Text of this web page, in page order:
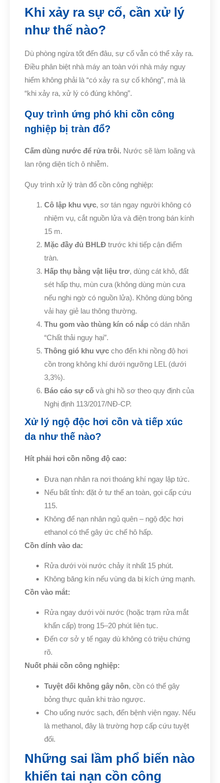
Khi xảy ra sự cố, cần xử lý
như thế nào?
Dù phòng ngừa tốt đến đâu, sự cố vẫn có thể xảy ra.
Điều phân biệt nhà máy an toàn với nhà máy nguy
hiểm không phải là “có xảy ra sự cố không”, mà là
“khi xảy ra, xử lý có đúng không”.
Quy trình ứng phó khi cồn công
nghiệp bị tràn đổ?
Cấm dùng nước để rửa trôi. Nước sẽ làm loãng và
lan rộng diện tích ô nhiễm.
Quy trình xử lý tràn đổ cồn công nghiệp:
Cô lập khu vực, sơ tán ngay người không có
nhiệm vụ, cắt nguồn lửa và điện trong bán kính
15 m.
Mặc đầy đủ BHLĐ trước khi tiếp cận điểm
tràn.
Hấp thụ bằng vật liệu trơ, dùng cát khô, đất
sét hấp thụ, mùn cưa (không dùng mùn cưa
nếu nghi ngờ có nguồn lửa). Không dùng bông
vải hay giẻ lau thông thường.
Thu gom vào thùng kín có nắp có dán nhãn
“Chất thải nguy hại”.
Thông gió khu vực cho đến khi nồng độ hơi
cồn trong không khí dưới ngưỡng LEL (dưới
3,3%).
Báo cáo sự cố và ghi hồ sơ theo quy định của
Nghị định 113/2017/NĐ-CP.
Xử lý ngộ độc hơi cồn và tiếp xúc
da như thế nào?
Hít phải hơi cồn nồng độ cao:
Đưa nạn nhân ra nơi thoáng khí ngay lập tức.
Nếu bất tỉnh: đặt ở tư thế an toàn, gọi cấp cứu
115.
Không để nạn nhân ngủ quên – ngộ độc hơi
ethanol có thể gây ức chế hô hấp.
Cồn dính vào da:
Rửa dưới vòi nước chảy ít nhất 15 phút.
Không băng kín nếu vùng da bị kích ứng mạnh.
Cồn vào mắt:
Rửa ngay dưới vòi nước (hoặc trạm rửa mắt
khẩn cấp) trong 15–20 phút liên tục.
Đến cơ sở y tế ngay dù không có triệu chứng
rõ.
Nuốt phải cồn công nghiệp:
Tuyệt đối không gây nôn, cồn có thể gây
bỏng thực quản khi trào ngược.
Cho uống nước sạch, đến bệnh viện ngay. Nếu
là methanol, đây là trường hợp cấp cứu tuyệt
đối.
Những sai lầm phổ biến nào
khiến tai nạn cồn công